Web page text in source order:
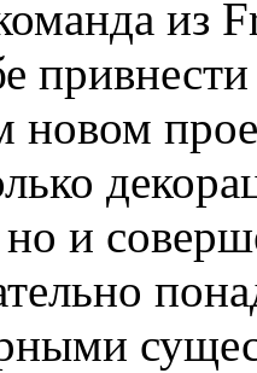
из
новом
и